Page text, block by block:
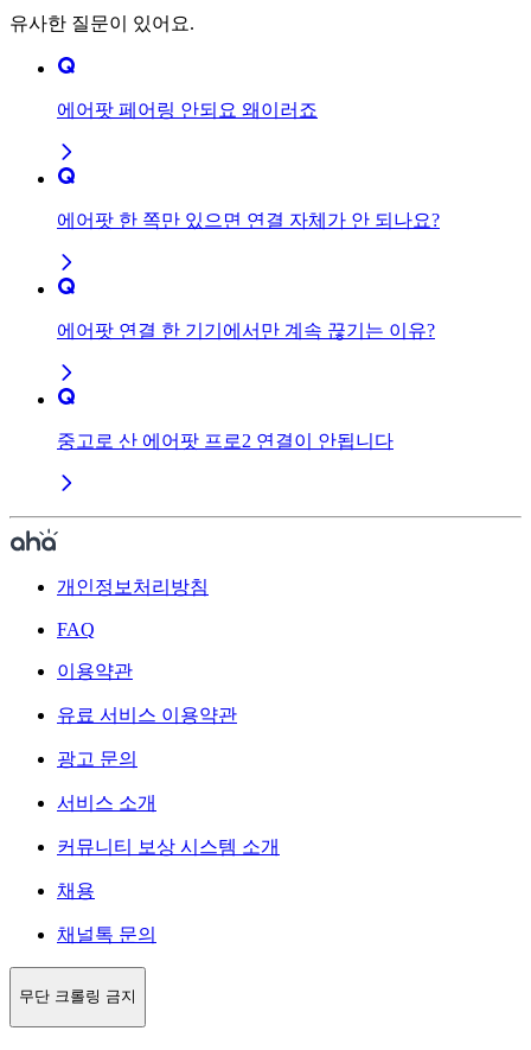
유사한 질문이 있어요.
에어팟 페어링 안되요 왜이러죠
에어팟 한 쪽만 있으면 연결 자체가 안 되나요?
에어팟 연결 한 기기에서만 계속 끊기는 이유?
중고로 산 에어팟 프로2 연결이 안됩니다
개인정보처리방침
FAQ
이용약관
유료 서비스 이용약관
광고 문의
서비스 소개
커뮤니티 보상 시스템 소개
채용
채널톡 문의
무단 크롤링 금지